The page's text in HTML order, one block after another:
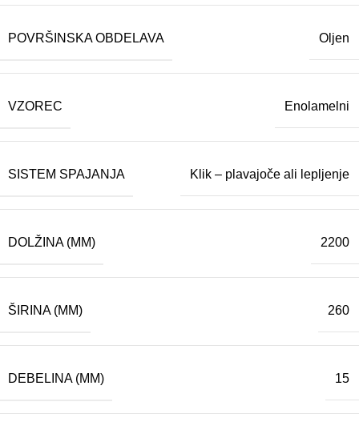
POVRŠINSKA OBDELAVA Oljen
VZOREC Enolamelni
SISTEM SPAJANJA Klik – plavajoče ali lepljenje
DOLŽINA (MM) 2200
ŠIRINA (MM) 260
DEBELINA (MM) 15